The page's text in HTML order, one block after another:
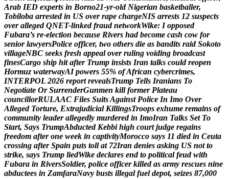
Arab IED experts in Borno21-yr-old Nigerian basketballer,
Tobiloba arrested in US over rape chargeNIS arrests 12 suspects
over alleged QNET-linked fraud networkWike: I opposed
Fubara’s re-election because Rivers had become cash cow for
senior lawyersPolice officer, two others die as bandits raid Sokoto
villageNBC seeks fresh appeal over ruling voiding broadcast
finesCargo ship hit after Trump insists Iran talks could reopen
Hormuz waterwayAI powers 55% ofAfrican cybercrimes,
INTERPOL 2026 report revealsTrump Tells Iranians To
Negotiate Or SurrenderGunmen kill former Plateau
councillorRULAAC Files SuitsAgainst Police In Imo Over
Alleged Torture, Extrajudicial KillingsTroops exhume remains of
community leader allegedly murdered in ImoIran Talks Set To
Start, Says TrumpAbducted Kebbi high court judge regains
freedom after one week in captivityMorocco says 11 died in Ceuta
crossing after Spain puts toll at 72Iran denies asking US not to
strike, says Trump liedWike declares end to political feud with
Fubara in RiversSoldier, police officer killed as army rescues nine
abductees in ZamfaraNavy busts illegal fuel depot, seizes 87,000